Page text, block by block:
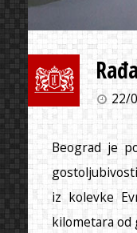
22/
Beograd je
iz kolevke
kilometara od